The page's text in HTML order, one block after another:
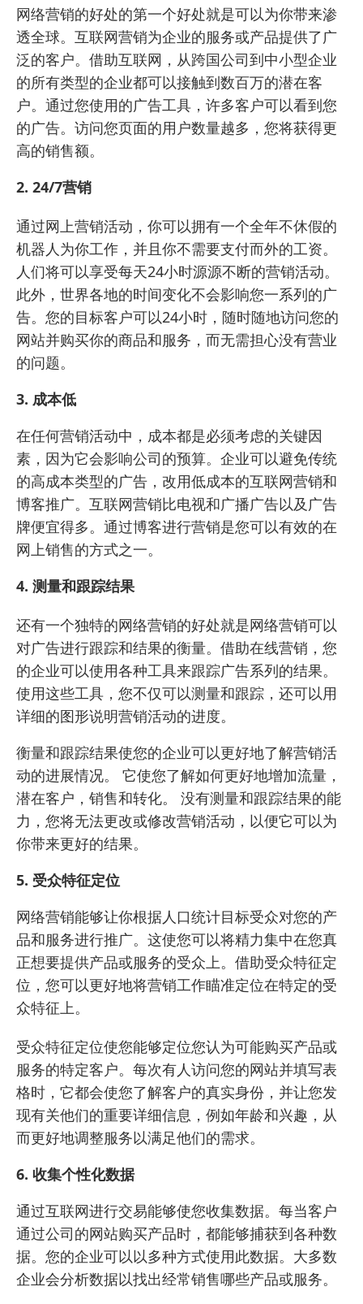
网络营销的好处的第一个好处就是可以为你带来渗
透全球。互联网营销为企业的服务或产品提供了广
泛的客户。借助互联网，从跨国公司到中小型企业
的所有类型的企业都可以接触到数百万的潜在客
户。通过您使用的广告工具，许多客户可以看到您
的广告。访问您页面的用户数量越多，您将获得更
高的销售额。
2. 24/7营销
通过网上营销活动，你可以拥有一个全年不休假的
机器人为你工作，并且你不需要支付而外的工资。
人们将可以享受每天24小时源源不断的营销活动。
此外，世界各地的时间变化不会影响您一系列的广
告。您的目标客户可以24小时，随时随地访问您的
网站并购买你的商品和服务，而无需担心没有营业
的问题。
3. 成本低
在任何营销活动中，成本都是必须考虑的关键因
素，因为它会影响公司的预算。企业可以避免传统
的高成本类型的广告，改用低成本的互联网营销和
博客推广。互联网营销比电视和广播广告以及广告
牌便宜得多。通过博客进行营销是您可以有效的在
网上销售的方式之一。
4. 测量和跟踪结果
还有一个独特的网络营销的好处就是网络营销可以
对广告进行跟踪和结果的衡量。借助在线营销，您
的企业可以使用各种工具来跟踪广告系列的结果。
使用这些工具，您不仅可以测量和跟踪，还可以用
详细的图形说明营销活动的进度。
衡量和跟踪结果使您的企业可以更好地了解营销活
动的进展情况。 它使您了解如何更好地增加流量，
潜在客户，销售和转化。 没有测量和跟踪结果的能
力，您将无法更改或修改营销活动，以便它可以为
你带来更好的结果。
5. 受众特征定位
网络营销能够让你根据人口统计目标受众对您的产
品和服务进行推广。这使您可以将精力集中在您真
正想要提供产品或服务的受众上。借助受众特征定
位，您可以更好地将营销工作瞄准定位在特定的受
众特征上。
受众特征定位使您能够定位您认为可能购买产品或
服务的特定客户。每次有人访问您的网站并填写表
格时，它都会使您了解客户的真实身份，并让您发
现有关他们的重要详细信息，例如年龄和兴趣，从
而更好地调整服务以满足他们的需求。
6. 收集个性化数据
通过互联网进行交易能够使您收集数据。每当客户
通过公司的网站购买产品时，都能够捕获到各种数
据。您的企业可以以多种方式使用此数据。大多数
企业会分析数据以找出经常销售哪些产品或服务。